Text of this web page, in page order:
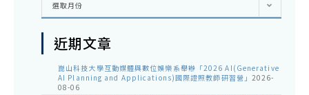
選取月份
近期文章
崑山科技大學互動媒體與數位娛樂系舉辦「2026 AI(Generative
AI Planning and Applications)國際證照教師研習營」 2026-
08-06